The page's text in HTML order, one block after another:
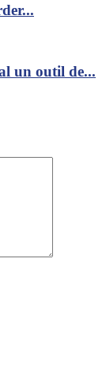
un outil de...